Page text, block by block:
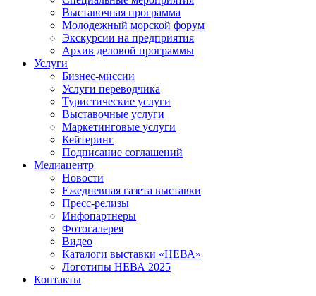
Выставочная программа
Молодежный морской форум
Экскурсии на предприятия
Архив деловой программы
Услуги
Бизнес-миссии
Услуги переводчика
Туристические услуги
Выставочные услуги
Маркетинговые услуги
Кейтеринг
Подписание соглашений
Медиацентр
Новости
Ежедневная газета выставки
Пресс-релизы
Инфопартнеры
Фотогалерея
Видео
Каталоги выставки «НЕВА»
Логотипы НЕВА 2025
Контакты